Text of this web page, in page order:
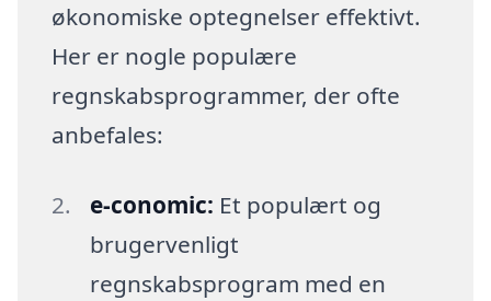
økonomiske optegnelser effektivt.
Her er nogle populære
regnskabsprogrammer, der ofte
anbefales:
e-conomic: Et populært og
brugervenligt
regnskabsprogram med en